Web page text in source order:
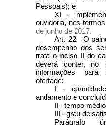
Pessoais); e
XI -
ouvidoria, nos
de junho de 2017.
Art. 22. O
desempenho dos
trata o inciso II do
deverá conter, no
informações, para
ofertado:
I -
andamento e
II - tempo
III - grau de
Parágrafo